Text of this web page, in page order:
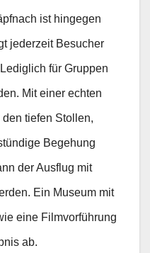
ist hingegen
jederzeit Besucher
für Gruppen
Mit einer echten
tiefen Stollen,
Begehung
der Ausflug mit
Ein Museum mit
eine Filmvorführung
ab.